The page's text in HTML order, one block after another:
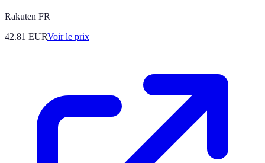
Rakuten FR
42.81 EURVoir le prix